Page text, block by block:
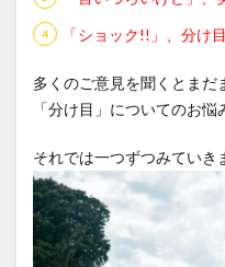
「ショック!!」、分け
多くのご意見を聞くとまだ
「分け目」についてのお悩
それでは一つずつみていき
酸熱トリートメントの失
髪が硬い
髪が硬く
髪の呼吸
髪の毛担
髪の過収斂を直す